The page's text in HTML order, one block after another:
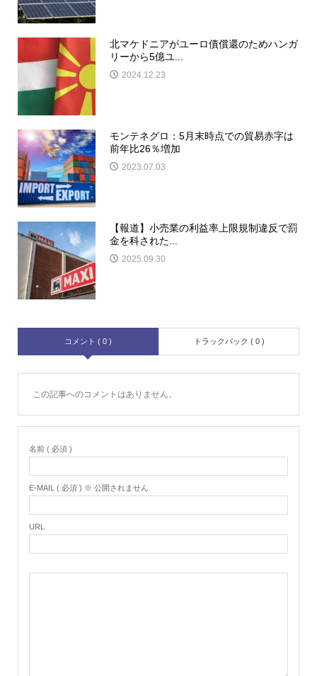
北マケドニアがユーロ債償還のためハンガ
リーから5億ユ...
2024.12.23
モンテネグロ：5月末時点での貿易赤字は
前年比26％増加
2023.07.03
【報道】小売業の利益率上限規制違反で罰
金を科された...
2025.09.30
コメント ( 0 ) トラックバック ( 0 )
この記事へのコメントはありません。
名前 ( 必須 )
E-MAIL ( 必須 ) ※ 公開されません
URL